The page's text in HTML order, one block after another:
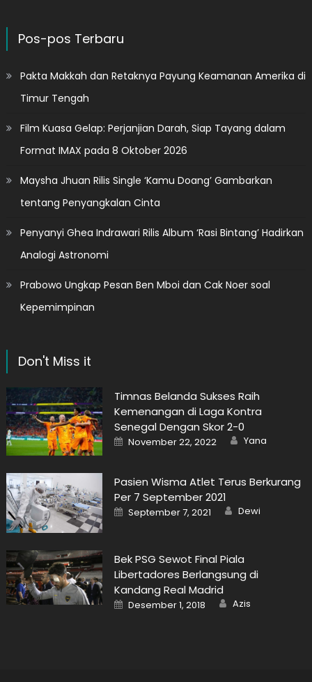
Pos-pos Terbaru
Pakta Makkah dan Retaknya Payung Keamanan Amerika di
Timur Tengah
Film Kuasa Gelap: Perjanjian Darah, Siap Tayang dalam
Format IMAX pada 8 Oktober 2026
Maysha Jhuan Rilis Single ‘Kamu Doang’ Gambarkan
tentang Penyangkalan Cinta
Penyanyi Ghea Indrawari Rilis Album ‘Rasi Bintang’ Hadirkan
Analogi Astronomi
Prabowo Ungkap Pesan Ben Mboi dan Cak Noer soal
Kepemimpinan
Don't Miss it
Timnas Belanda Sukses Raih
Kemenangan di Laga Kontra
Senegal Dengan Skor 2-0
Posted
on
November 22, 2022 Author
Yana
Pasien Wisma Atlet Terus Berkurang
Per 7 September 2021
Posted
on
September 7, 2021 Author
Dewi
Bek PSG Sewot Final Piala
Libertadores Berlangsung di
Kandang Real Madrid
Posted
on
Desember 1, 2018 Author
Azis